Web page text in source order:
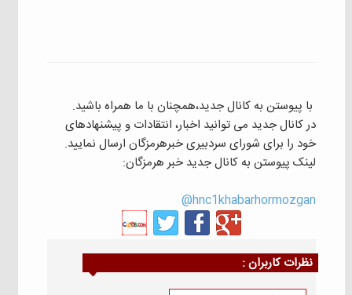
با پیوستن به کانال جدید،همچنان با ما همراه باشید.
در کانال جدید می توانید اخبار، انتقادات و پیشنهادهای
خود را برای شورای سردبیری خبرهرمزگان ارسال نمایید.
لینک پیوستن به کانال جدید خبر هرمزگان:
hnc1khabarhormozgan@
نظرات كاربران :